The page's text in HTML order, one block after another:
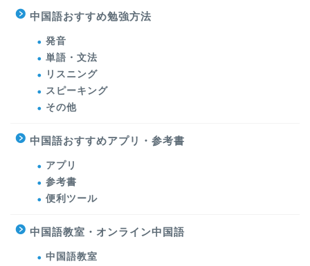
中国語おすすめ勉強方法
発音
単語・文法
リスニング
スピーキング
その他
中国語おすすめアプリ・参考書
アプリ
参考書
便利ツール
中国語教室・オンライン中国語
中国語教室